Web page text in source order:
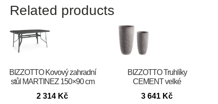
Related products
BIZZOTTO Kovový zahradní
stůl MARTINEZ 150×90 cm
2 314 Kč
BIZZOTTO Truhlíky
CEMENT velké
3 641 Kč